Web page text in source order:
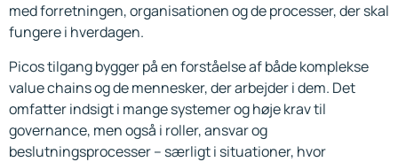
med forretningen, organisationen og de processer, der skal
fungere i hverdagen.
Picos tilgang bygger på en forståelse af både komplekse
value chains og de mennesker, der arbejder i dem. Det
omfatter indsigt i mange systemer og høje krav til
governance, men også i roller, ansvar og
beslutningsprocesser – særligt i situationer, hvor